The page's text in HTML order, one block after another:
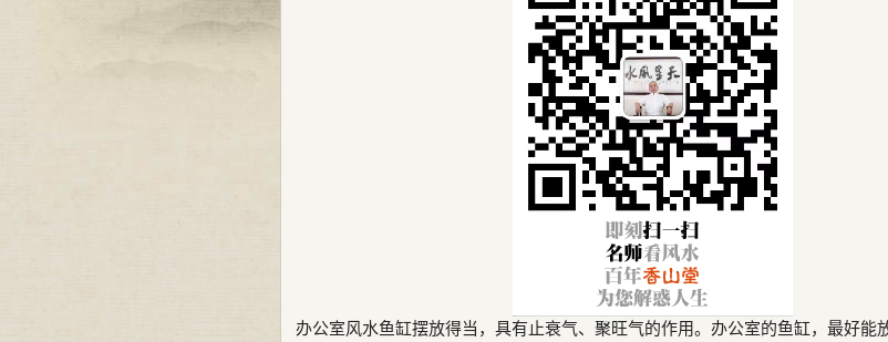
办公室风水鱼缸摆放得当，具有止衰气、聚旺气的作用。办公室的鱼缸，最好能